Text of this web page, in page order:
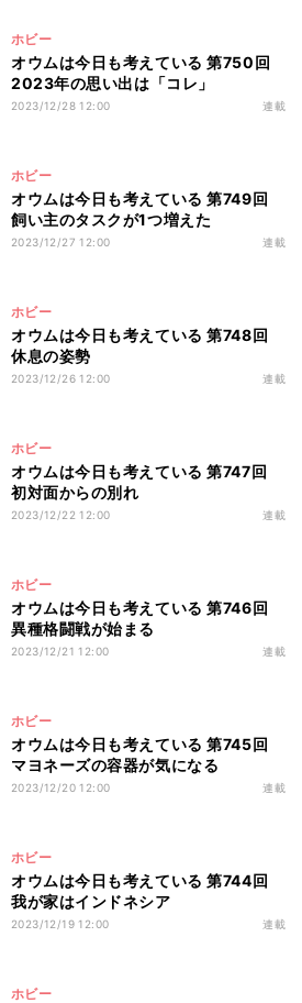
ホビー
オウムは今日も考えている 第750回
2023年の思い出は「コレ」
2023/12/28 12:00 連載
ホビー
オウムは今日も考えている 第749回
飼い主のタスクが1つ増えた
2023/12/27 12:00 連載
ホビー
オウムは今日も考えている 第748回
休息の姿勢
2023/12/26 12:00 連載
ホビー
オウムは今日も考えている 第747回
初対面からの別れ
2023/12/22 12:00 連載
ホビー
オウムは今日も考えている 第746回
異種格闘戦が始まる
2023/12/21 12:00 連載
ホビー
オウムは今日も考えている 第745回
マヨネーズの容器が気になる
2023/12/20 12:00 連載
ホビー
オウムは今日も考えている 第744回
我が家はインドネシア
2023/12/19 12:00 連載
ホビー